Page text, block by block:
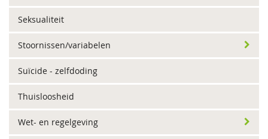
Seksualiteit
Stoornissen/variabelen
Suïcide - zelfdoding
Thuisloosheid
Wet- en regelgeving